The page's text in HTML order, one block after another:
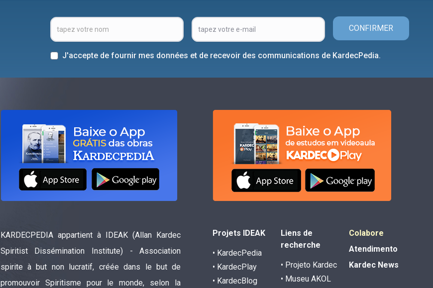
CONFIRMER
J'accepte de fournir mes données et de recevoir des communications de KardecPedia.
KARDECPEDIA appartient à IDEAK (Allan Kardec
Spiritist Dissémination Institute) - Association
spirite à but non lucratif, créée dans le but de
promouvoir Spiritisme pour le monde, selon la
Projets IDEAK
• KardecPedia
• KardecPlay
• KardecBlog
Liens de
recherche
• Projeto Kardec
• Museu AKOL
Colabore
Atendimento
Kardec News